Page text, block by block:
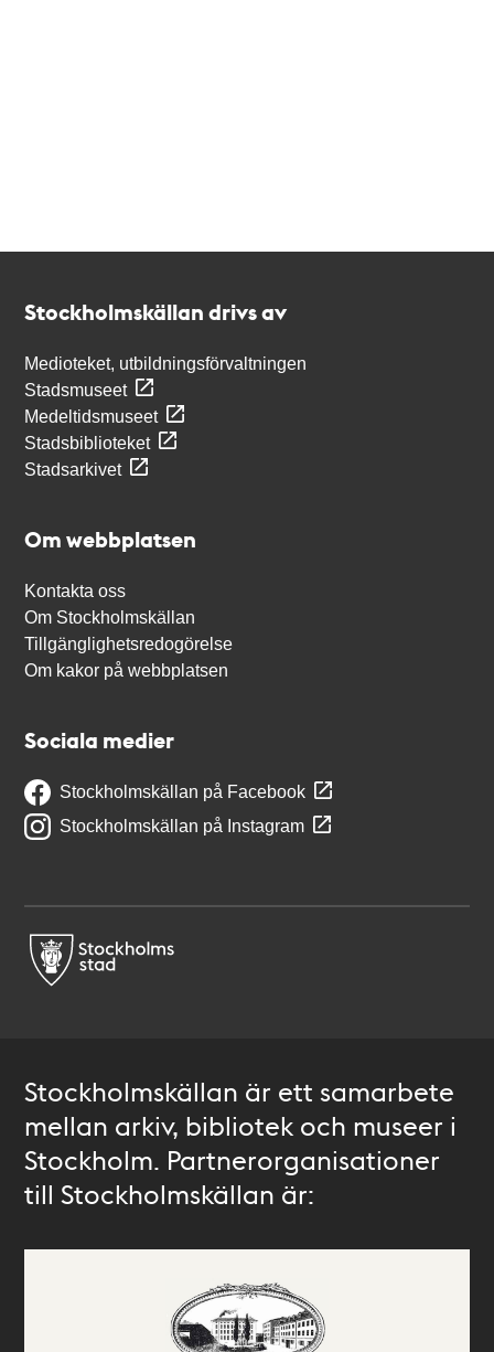
Stockholmskällan drivs av
Medioteket, utbildningsförvaltningen
Stadsmuseet
Medeltidsmuseet
Stadsbiblioteket
Stadsarkivet
Om webbplatsen
Kontakta oss
Om Stockholmskällan
Tillgänglighetsredogörelse
Om kakor på webbplatsen
Sociala medier
Stockholmskällan på Facebook
Stockholmskällan på Instagram
Stockholmskällan är ett samarbete
mellan arkiv, bibliotek och museer i
Stockholm. Partnerorganisationer
till Stockholmskällan är: